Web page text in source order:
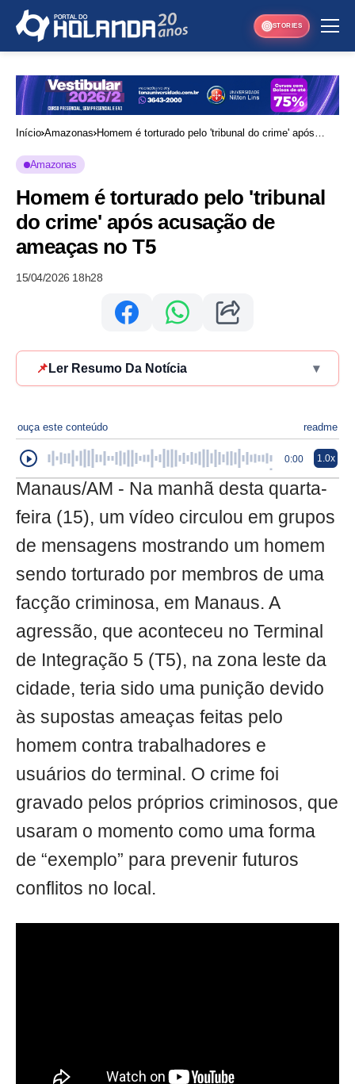
STORIES
Início Amazonas Homem é torturado pelo 'tribunal do crime' após
Amazonas
Homem é torturado pelo 'tribunal
do crime' após acusação de
ameaças no T5
15/04/2026 18h28
📌 Ler Resumo Da Notícia ▾
ouça este conteúdo readme
0:00 1.0x
Manaus/AM - Na manhã desta quarta-
feira (15), um vídeo circulou em grupos
de mensagens mostrando um homem
sendo torturado por membros de uma
facção criminosa, em Manaus. A
agressão, que aconteceu no Terminal
de Integração 5 (T5), na zona leste da
cidade, teria sido uma punição devido
às supostas ameaças feitas pelo
homem contra trabalhadores e
usuários do terminal. O crime foi
gravado pelos próprios criminosos, que
usaram o momento como uma forma
de “exemplo” para prevenir futuros
conflitos no local.